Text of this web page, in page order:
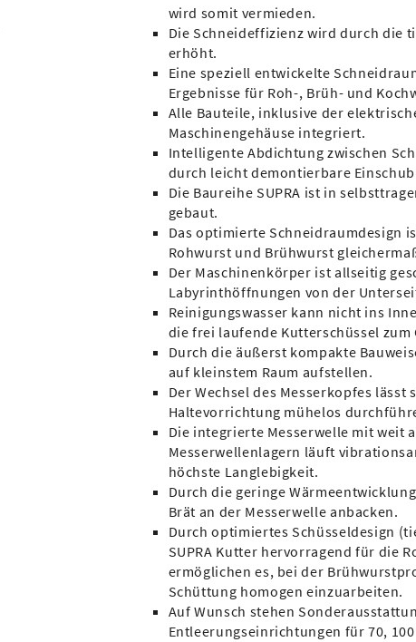
wird somit vermieden.
Die Schneideffizienz wird durch die
erhöht.
Eine speziell entwickelte
Ergebnisse für Roh-, Brüh- und
Alle Bauteile, inklusive der
Maschinengehäuse integriert.
Intelligente Abdichtung zwischen
durch leicht demontierbare
Die Baureihe SUPRA ist in
gebaut.
Das optimierte Schneidraumdesign
Rohwurst und Brühwurst
Der Maschinenkörper ist allseitig
Labyrinthöffnungen von der
Reinigungswasser kann nicht ins
die frei lau­fende Kutterschüssel
Durch die äußerst kompakte
auf kleinstem Raum aufstellen.
Der Wechsel des Messerkopfes
Haltevorrichtung mühelos
Die integrierte Messerwelle mit weit
Messerwellenlagern läuft
höchste Langlebigkeit.
Durch die geringe
Brät an der Messerwelle anbacken.
Durch optimiertes Schüsseldesign
SUPRA Kutter hervorragend für die
ermöglichen es, bei der
Schüttung homogen einzuarbeiten.
Auf Wunsch stehen
Entleerungseinrichtungen für 70,